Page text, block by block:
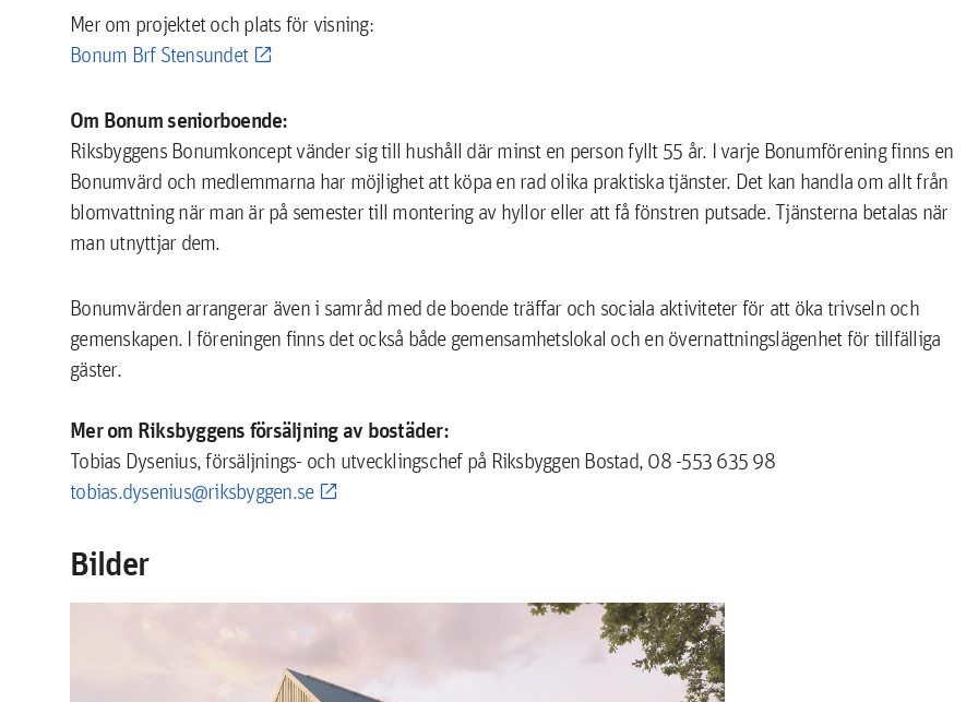
Mer om projektet och plats för visning:
Bonum Brf Stensundet
Om Bonum seniorboende:
Riksbyggens Bonumkoncept vänder sig till hushåll där minst en person fyllt 55 år. I varje Bonumförening finns en
Bonumvärd och medlemmarna har möjlighet att köpa en rad olika praktiska tjänster. Det kan handla om allt från
blomvattning när man är på semester till montering av hyllor eller att få fönstren putsade. Tjänsterna betalas när
man utnyttjar dem.
Bonumvärden arrangerar även i samråd med de boende träffar och sociala aktiviteter för att öka trivseln och
gemenskapen. I föreningen finns det också både gemensamhetslokal och en övernattningslägenhet för tillfälliga
gäster.
Mer om Riksbyggens försäljning av bostäder:
Tobias Dysenius, försäljnings- och utvecklingschef på Riksbyggen Bostad, 08 -553 635 98
tobias.dysenius@riksbyggen.se
Bilder